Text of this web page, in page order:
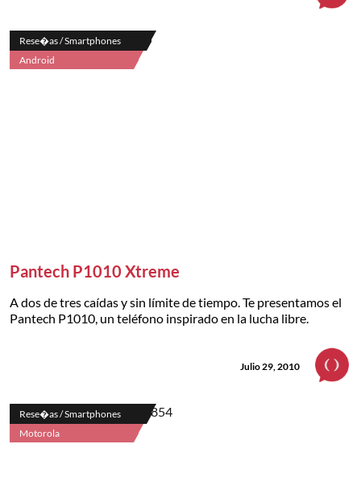
Rese�as / Smartphones
Android
Pantech P1010 Xtreme
A dos de tres caídas y sin límite de tiempo. Te presentamos el
Pantech P1010, un teléfono inspirado en la lucha libre.
Julio 29, 2010
Rese�as / Smartphones
Motorola